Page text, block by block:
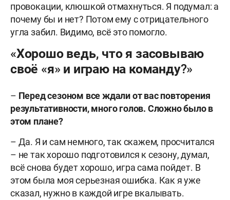
провокации, клюшкой отмахнуться. Я подумал: а
почему бы и нет? Потом ему с отрицательного
угла забил. Видимо, всё это помогло.
«Хорошо ведь, что я засовываю
своё «я» и играю на команду?»
– Перед сезоном все ждали от вас повторения
результативности, много голов. Сложно было в
этом плане?
– Да. Я и сам немного, так скажем, просчитался
– не так хорошо подготовился к сезону, думал,
всё снова будет хорошо, игра сама пойдет. В
этом была моя серьезная ошибка. Как я уже
сказал, нужно в каждой игре вкалывать.